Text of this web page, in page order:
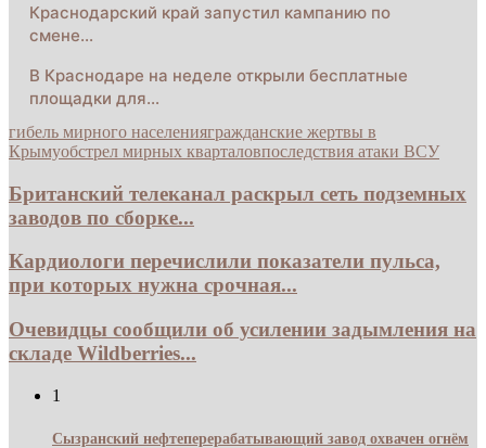
Краснодарский край запустил кампанию по
смене…
В Краснодаре на неделе открыли бесплатные
площадки для…
гибель мирного населениягражданские жертвы в
Крымуобстрел мирных кварталовпоследствия атаки ВСУ
Британский телеканал раскрыл сеть подземных
заводов по сборке...
Кардиологи перечислили показатели пульса,
при которых нужна срочная...
Очевидцы сообщили об усилении задымления на
складе Wildberries...
1
Сызранский нефтеперерабатывающий завод охвачен огнём